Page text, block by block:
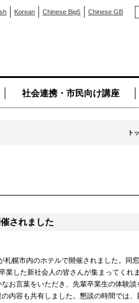
Korean Chinese Big5 Chinese GB
社会連携・市民向け講座
ト
されました
幌市内のホテルで開催されました。同
した新社会人の皆さんが集まってくれま
お言葉をいただき、先輩卒業生の体験
内容も共有しました。懇談の時間では